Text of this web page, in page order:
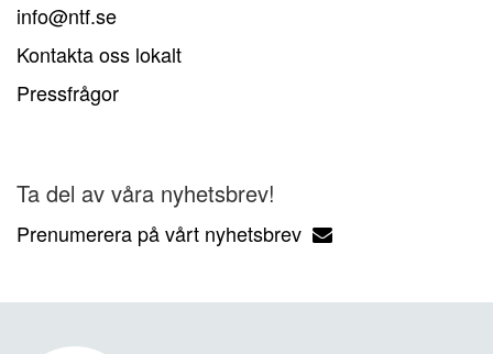
info@ntf.se
Kontakta oss lokalt
Pressfrågor
Ta del av våra nyhetsbrev!
Prenumerera på vårt nyhetsbrev